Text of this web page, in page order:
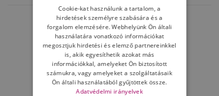
Ne felejtsd el
Cookie-kat használunk a tartalom, a
hirdetések személyre szabására és a
forgalom elemzésére. Webhelyünk Ön általi
használatára vonatkozó információkat
megosztjuk hirdetési és elemző partnereinkkel
is, akik egyesíthetik azokat más
információkkal, amelyeket Ön biztosított
számukra, vagy amelyeket a szolgáltatásaik
Ön általi használatából gyűjtöttek össze.
Adatvédelmi irányelvek